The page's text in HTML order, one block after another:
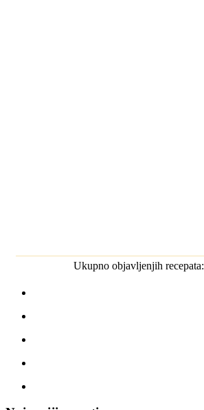
Ukupno objavljenjih recepata: